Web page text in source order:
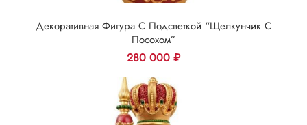
Декоративная Фигура С Подсветкой “Щелкунчик С
Посохом”
280 000 ₽